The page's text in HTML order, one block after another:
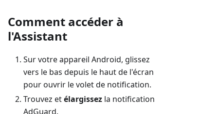
Comment accéder à
l'Assistant
Sur votre appareil Android, glissez
vers le bas depuis le haut de l'écran
pour ouvrir le volet de notification.
Trouvez etélargissez la notification
AdGuard.